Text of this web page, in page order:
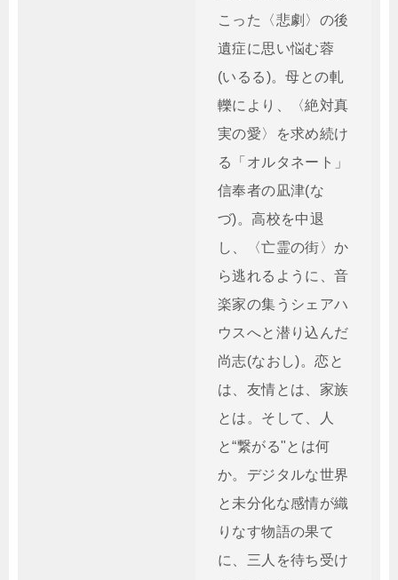
こった〈悲劇〉の後
遺症に思い悩む蓉
(いるる)。母との軋
轢により、〈絶対真
実の愛〉を求め続け
る「オルタネート」
信奉者の凪津(な
づ)。高校を中退
し、〈亡霊の街〉か
ら逃れるように、音
楽家の集うシェアハ
ウスへと潜り込んだ
尚志(なおし)。恋と
は、友情とは、家族
とは。そして、人
と“繋がる"とは何
か。デジタルな世界
と未分化な感情が織
りなす物語の果て
に、三人を待ち受け